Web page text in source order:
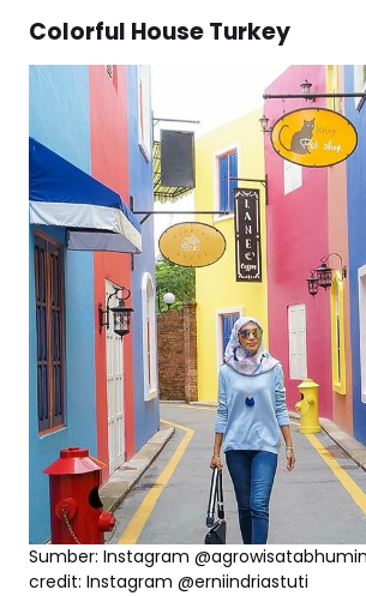
Colorful House Turkey
Sumber: Instagram
credit: Instagram @erniindriastuti